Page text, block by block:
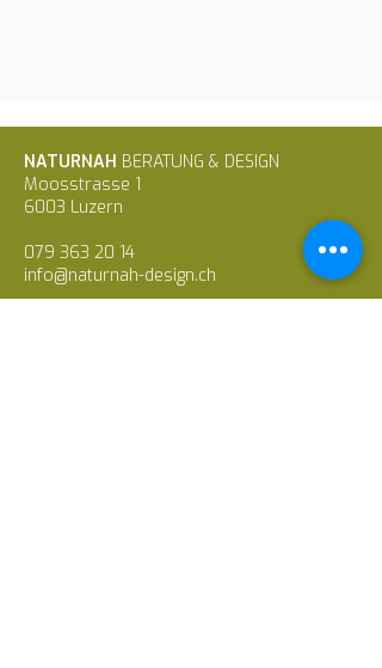
NATURNAH BERATUNG & DESIGN
Moosstrasse 1
6003 Luzern
079 363 20 14
info@naturnah-design.ch